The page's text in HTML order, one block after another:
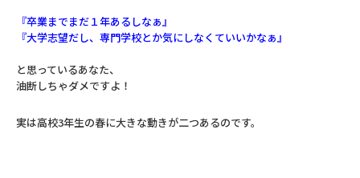
『卒業までまだ１年あるしなぁ』
『大学志望だし、専門学校とか気にしなくていいかなぁ』
と思っているあなた、
油断しちゃダメですよ！
実は高校3年生の春に大きな動きが二つあるのです。